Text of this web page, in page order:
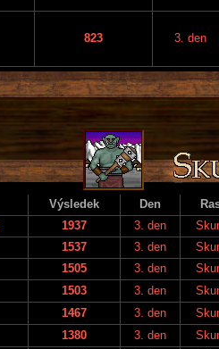
823 3. den
Výsledek Den
1937 3. den
1537 3. den
1505 3. den
1503 3. den
1467 3. den
1380 3. den